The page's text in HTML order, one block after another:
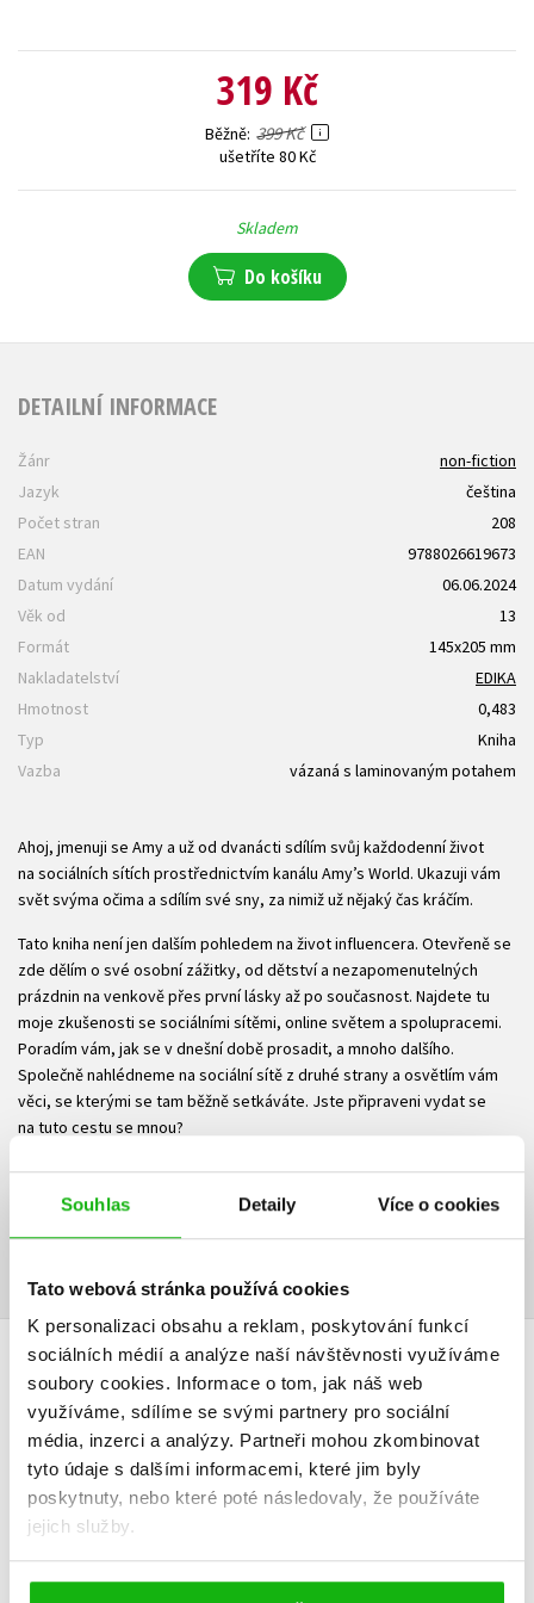
Souhlas Detaily Více o cookies
Tato webová stránka používá cookies
K personalizaci obsahu a reklam, poskytování funkcí
sociálních médií a analýze naší návštěvnosti využíváme
soubory cookies. Informace o tom, jak náš web
využíváme, sdílíme se svými partnery pro sociální
média, inzerci a analýzy. Partneři mohou zkombinovat
tyto údaje s dalšími informacemi, které jim byly
poskytnuty, nebo které poté následovaly, že používáte
jejich služby.
319 Kč
Běžně 399 Kč
ušetříte 80 Kč
Skladem
Do košíku
DETAILNÍ INFORMACE
Žánr
non-fiction
Jazyk
čeština
Počet stran
208
EAN
9788026619673
Datum vydání
06.06.2024
Věk od
13
Formát
145x205 mm
Nakladatelství
EDIKA
Hmotnost
0,483
Typ
Kniha
Vazba
vázaná s laminovaným potahem
Ahoj, jmenuji se Amy a už od dvanácti sdílím svůj každodenní život
na sociálních sítích prostřednictvím kanálu Amy’s World. Ukazuji vám
svět svýma očima a sdílím své sny, za nimiž už nějaký čas kráčím.
Tato kniha není jen dalším pohledem na život influencera. Otevřeně se
zde dělím o své osobní zážitky, od dětství a nezapomenutelných
prázdnin na venkově přes první lásky až po současnost. Najdete tu
moje zkušenosti se sociálními sítěmi, online světem a spolupracemi.
Poradím vám, jak se v dnešní době prosadit, a mnoho dalšího.
Společně nahlédneme na sociální sítě z druhé strany a osvětlím vám
věci, se kterými se tam běžně setkáváte. Jste připraveni vydat se
na tuto cestu se mnou?
Ke stažení
PDF Ukázka.pdf
HODNOCENÍ ČTENÁŘŮ
V současné době nejsou vytvořena žádná uživatelská hodnocení.
Vaše hodnocení
Uživatelskou recenzi mohou vkládat pouze registrovaní uživatelé